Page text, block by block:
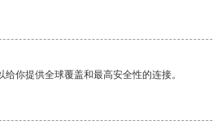
你提供全球覆盖和最高安全性的连接。